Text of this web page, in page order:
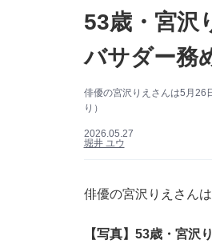
53歳・宮沢
バサダー務
俳優の宮沢りえさんは5月26
り）
2026.05.27
堀井 ユウ
俳優の宮沢りえさん
【写真】53歳・宮沢